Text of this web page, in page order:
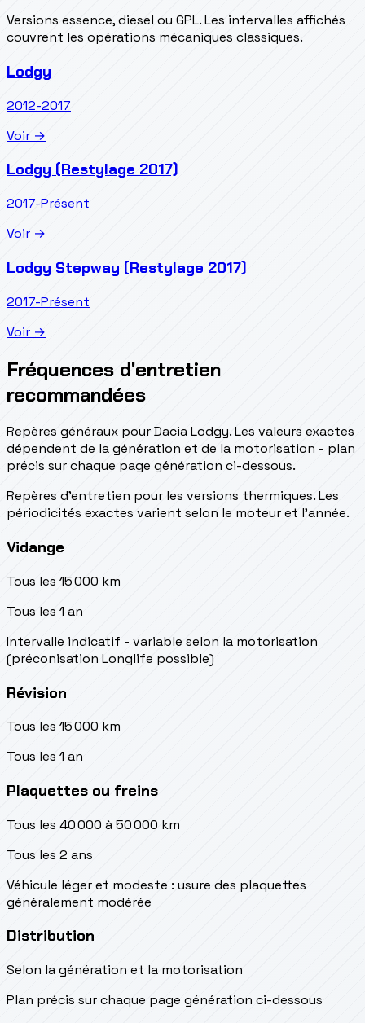
Versions essence, diesel ou GPL. Les intervalles affichés
couvrent les opérations mécaniques classiques.
Lodgy
2012-2017
Voir →
Lodgy (Restylage 2017)
2017-Présent
Voir →
Lodgy Stepway (Restylage 2017)
2017-Présent
Voir →
Fréquences d'entretien
recommandées
Repères généraux pour Dacia Lodgy. Les valeurs exactes
dépendent de la génération et de la motorisation - plan
précis sur chaque page génération ci-dessous.
Repères d’entretien pour les versions thermiques. Les
périodicités exactes varient selon le moteur et l’année.
Vidange
Tous les 15 000 km
Tous les 1 an
Intervalle indicatif - variable selon la motorisation
(préconisation Longlife possible)
Révision
Tous les 15 000 km
Tous les 1 an
Plaquettes ou freins
Tous les 40 000 à 50 000 km
Tous les 2 ans
Véhicule léger et modeste : usure des plaquettes
généralement modérée
Distribution
Selon la génération et la motorisation
Plan précis sur chaque page génération ci-dessous